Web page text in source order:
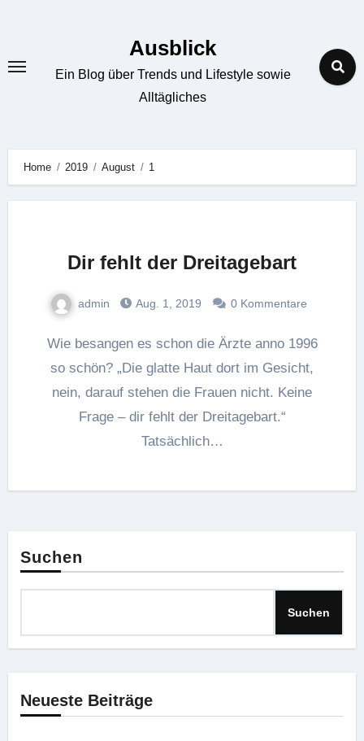
Ausblick
Ein Blog über Trends und Lifestyle sowie
Alltägliches
Home 2019 August 1
Dir fehlt der Dreitagebart
admin Aug. 1, 2019 0 Kommentare
Wie besangen es schon die Ärzte anno 1996
so schön? „Die glatte Haut dort im Gesicht,
nein, darauf stehen die Frauen nicht. Keine
Frage – dir fehlt der Dreitagebart.“
Tatsächlich…
Suchen
Suchen
Neueste Beiträge